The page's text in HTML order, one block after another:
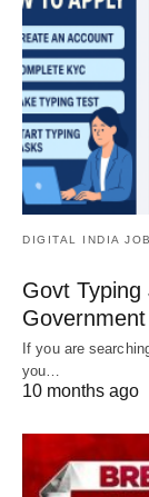
DIGITAL INDIA JOB
Govt
If you are
you…
10 months ago